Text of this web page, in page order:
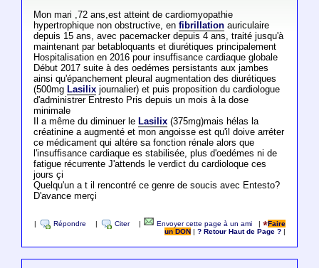
Mon mari ,72 ans,est atteint de cardiomyopathie
hypertrophique non obstructive, en fibrillationauriculaire
depuis 15 ans, avec pacemacker depuis 4 ans, traité jusqu'à
maintenant par betabloquants et diurétiques principalement
Hospitalisation en 2016 pour insuffisance cardiaque globale
Début 2017 suite à des oedémes persistants aux jambes
ainsi qu'épanchement pleural augmentation des diurétiques
(500mg Lasilixjournalier) et puis proposition du cardiologue
d'administrer Entresto Pris depuis un mois à la dose
minimale
Il a même du diminuer le Lasilix(375mg)mais hélas la
créatinine a augmenté et mon angoisse est qu'il doive arréter
ce médicament qui altére sa fonction rénale alors que
l'insuffisance cardiaque es stabilisée, plus d'oedémes ni de
fatigue récurrente J'attends le verdict du cardioloque ces
jours çi
Quelqu'un a t il rencontré ce genre de soucis avec Entesto?
D'avance merçi
Répondre Citer Envoyer cette page à un ami |
Faire
un DON
|? Retour Haut de Page ?